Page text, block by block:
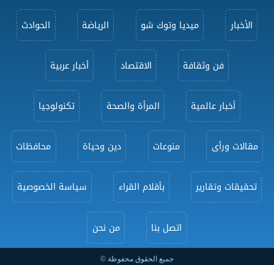
الأخبار ميديا وتوك شو الرياضة الحوادث
فن وثقافة الاقتصاد أخبار عربية
أخبار عالمية المرأة والصحة تكنولوجيا
مقالات ورأى منوعات دين وحياة محافظات
تحقيقات وتقارير بأقلام القراء سياسة الخصوصية
اتصل بنا من نحن
جميع الحقوق محفوظة ©